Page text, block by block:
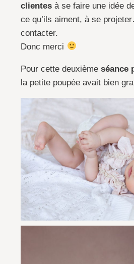
clientes à se faire une idée
ce qu’ils aiment, à se
contacter.
Donc merci
Pour cette deuxièmeséance
la petite poupée avait bien